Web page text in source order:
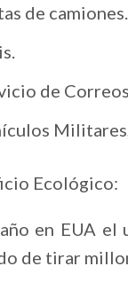
de camiones.
de
Ecológico:
en EUA
de tirar